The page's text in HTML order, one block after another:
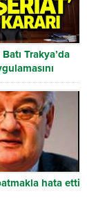
Trakya’da
çıkarıyor
hata etti